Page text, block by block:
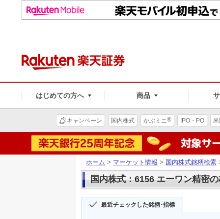
はじめての方へ 商品
キャンペーン 国内株式 かぶミニ® IPO・PO
ホーム > マーケット情報 > 国内株式銘柄検索
国内株式：6156 エーワン精密
最近チェックした銘柄･指標